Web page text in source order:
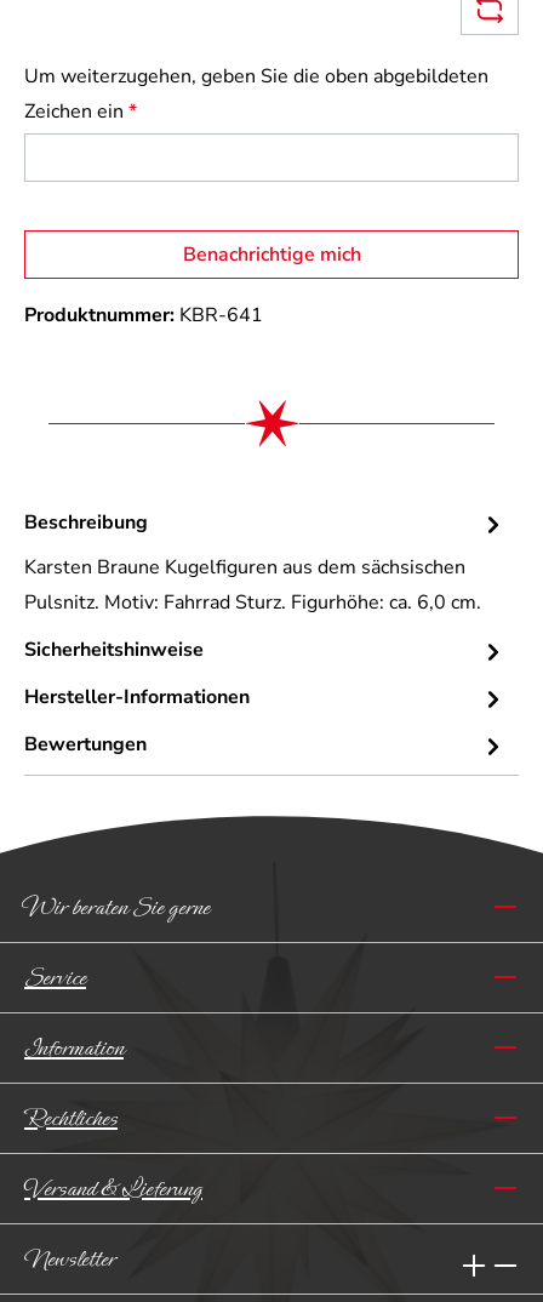
Um weiterzugehen, geben Sie die oben abgebildeten
Zeichen ein *
Benachrichtige mich
Produktnummer: KBR-641
Beschreibung
Karsten Braune Kugelfiguren aus dem sächsischen
Pulsnitz. Motiv: Fahrrad Sturz. Figurhöhe: ca. 6,0 cm.
Sicherheitshinweise
Hersteller-Informationen
Bewertungen
Wir beraten Sie gerne
Service
Information
Rechtliches
Versand & Lieferung
Newsletter